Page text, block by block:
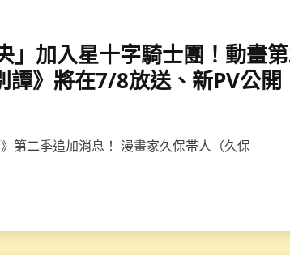
」加入星十字騎士團！動畫
譚》將在7/8放送、新PV公開
第二季追加消息！ 漫畫家久保帯人（久保